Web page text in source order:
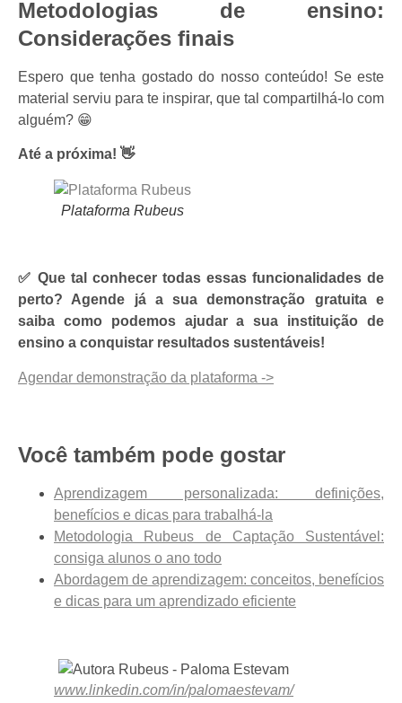
Metodologias de ensino:
Considerações finais
Espero que tenha gostado do nosso conteúdo! Se este
material serviu para te inspirar, que tal compartilhá-lo com
alguém? 😁
Até a próxima! 👋
Plataforma Rubeus
✅ Que tal conhecer todas essas funcionalidades de
perto? Agende já a sua demonstração gratuita e
saiba como podemos ajudar a sua instituição de
ensino a conquistar resultados sustentáveis!
Agendar demonstração da plataforma ->
Você também pode gostar
Aprendizagem personalizada: definições,
benefícios e dicas para trabalhá-la
Metodologia Rubeus de Captação Sustentável:
consiga alunos o ano todo
Abordagem de aprendizagem: conceitos, benefícios
e dicas para um aprendizado eficiente
www.linkedin.com/in/palomaestevam/